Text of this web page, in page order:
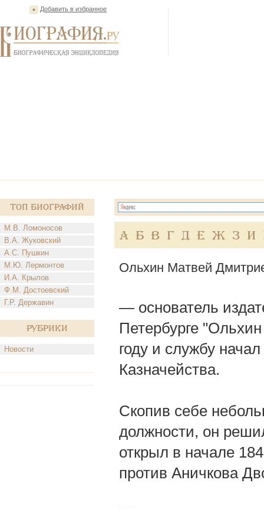
Добавить в избранное
Топ Биографий
М.В. Ломоносов
В.А. Жуковский
А.С. Пушкин
М.Ю. Лермонтов
И.А. Крылов
Ф.М. Достоевский
Г.Р. Державин
Рубрики
Новости
А Б В Г Д Е Ж З И
Ольхин Матвей
— основатель
Петербурге
году и службу
Казначейства.
Скопив себе
должности, он
открыл в начале
против Аничкова